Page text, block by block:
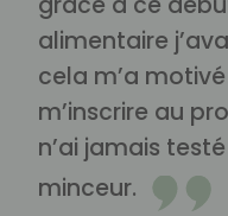
alimentaire
cela m’a
m’inscrire au
n’ai jamais
minceur.